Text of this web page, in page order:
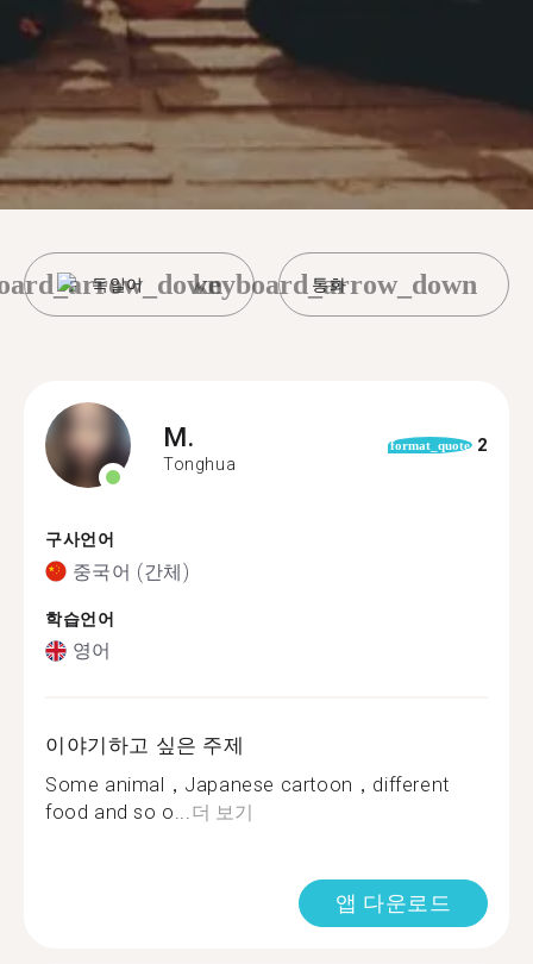
독일어 통화
keyboard_arrow_down
M.
Tonghua
format_quote 2
구사언어
중국어 (간체)
학습언어
영어
이야기하고 싶은 주제
Some animal，Japanese cartoon，different
food and so o...더 보기
앱 다운로드